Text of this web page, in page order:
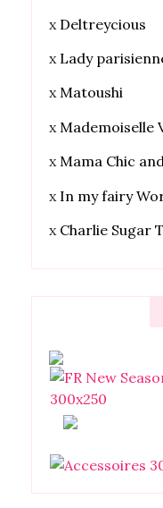
x Deltreycious
x Lady
xMatoushi
x Mademoiselle
xMama Chic
x In my fairy
x Charlie Sugar